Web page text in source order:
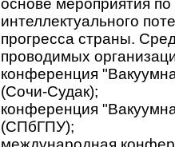
основе мероприятия
интеллектуального
прогресса страны.
проводимых
конференция
(Сочи-Судак);
конференция
(СПбГПУ);